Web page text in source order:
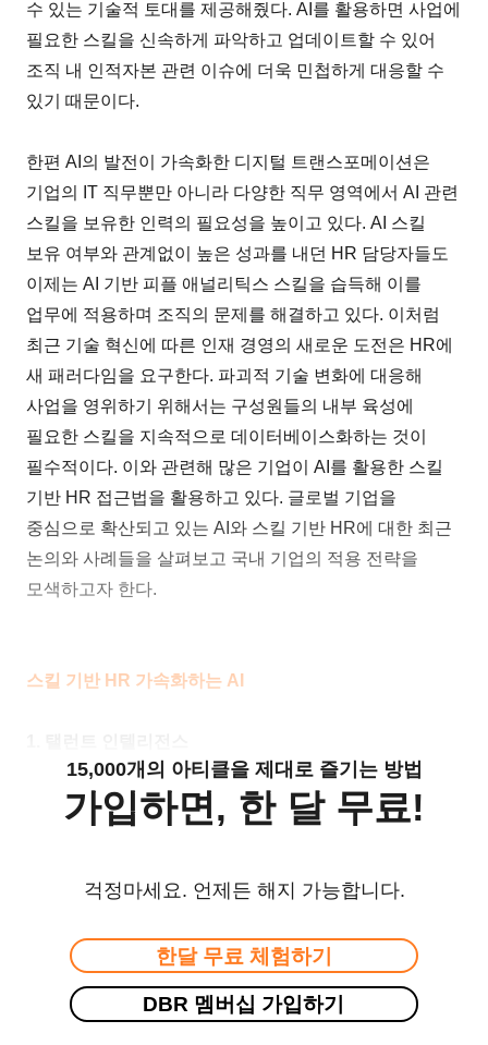
수 있는 기술적 토대를 제공해줬다. AI를 활용하면 사업에
필요한 스킬을 신속하게 파악하고 업데이트할 수 있어
조직 내 인적자본 관련 이슈에 더욱 민첩하게 대응할 수
있기 때문이다.
한편 AI의 발전이 가속화한 디지털 트랜스포메이션은
기업의 IT 직무뿐만 아니라 다양한 직무 영역에서 AI 관련
스킬을 보유한 인력의 필요성을 높이고 있다. AI 스킬
보유 여부와 관계없이 높은 성과를 내던 HR 담당자들도
이제는 AI 기반 피플 애널리틱스 스킬을 습득해 이를
업무에 적용하며 조직의 문제를 해결하고 있다. 이처럼
최근 기술 혁신에 따른 인재 경영의 새로운 도전은 HR에
새 패러다임을 요구한다. 파괴적 기술 변화에 대응해
사업을 영위하기 위해서는 구성원들의 내부 육성에
필요한 스킬을 지속적으로 데이터베이스화하는 것이
필수적이다. 이와 관련해 많은 기업이 AI를 활용한 스킬
기반 HR 접근법을 활용하고 있다. 글로벌 기업을
중심으로 확산되고 있는 AI와 스킬 기반 HR에 대한 최근
논의와 사례들을 살펴보고 국내 기업의 적용 전략을
모색하고자 한다.
스킬 기반 HR 가속화하는 AI
15,000개의 아티클을 제대로 즐기는 방법
가입하면, 한 달 무료!
걱정마세요. 언제든 해지 가능합니다.
한달 무료 체험하기
DBR 멤버십 가입하기